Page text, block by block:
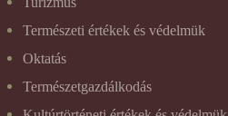
Természeti értékek és védelmük
Oktatás
Természetgazdálkodás